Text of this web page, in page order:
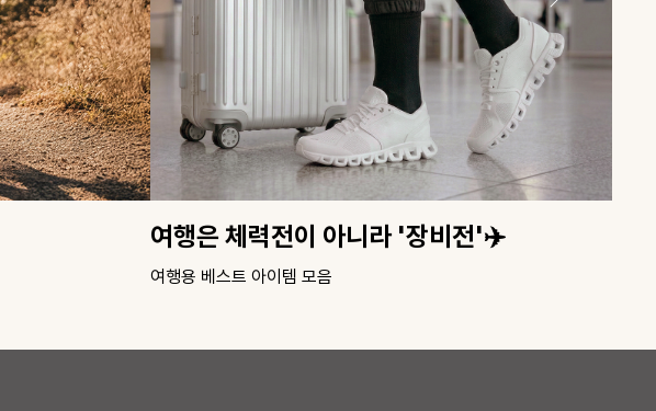
'✈️ 열심히 일한 당신에게🤍
지긋지긋한 다리붓기